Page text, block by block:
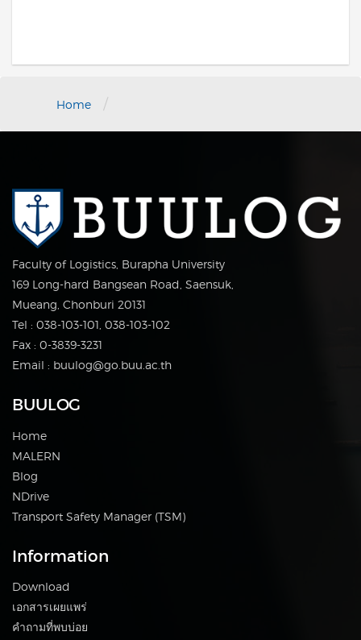
Home /
Faculty of Logistics, Burapha University
169 Long-hard Bangsean Road, Saensuk,
Mueang, Chonburi 20131
Tel : 038-103-101, 038-103-102
Fax : 0-3839-3231
Email : buulog@go.buu.ac.th
BUULOG
Home
MALERN
Blog
NDrive
Transport Safety Manager (TSM)
Information
Download
เอกสารเผยแพร่
คำถามที่พบบ่อย